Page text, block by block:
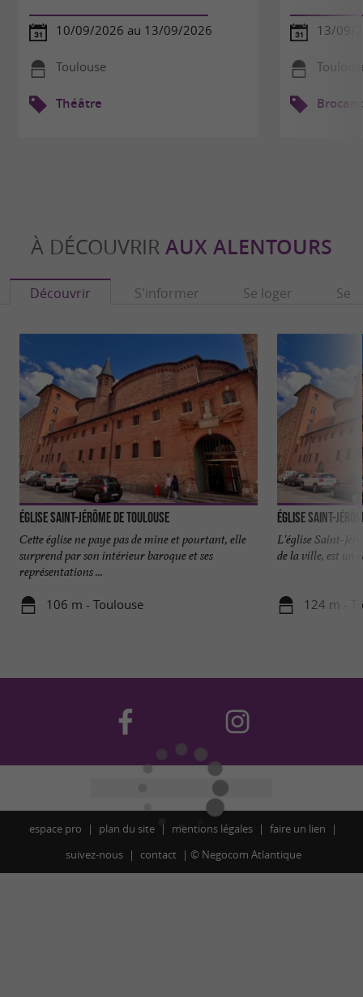
10/09/2026 au 13/09/2026
Toulouse
Théâtre
13/09/
À DÉCOUVRIR AUX ALENTOURS
Découvrir S'informer Se loger Se
Église Saint-Jérôme de Toulouse
Cette église ne paye pas de mine et pourtant, elle
surprend par son intérieur baroque et ses
représentations ...
106 m - Toulouse
Église Saint-
L'église Saint-
de la ville, est un
124 m -
espace pro plan du site mentions légales
faire un lien
suivez-nous
contact © Negocom Atlantique